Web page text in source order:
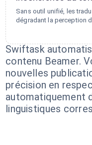
Sans outil unifié, les
dégradant la perception
Swiftask
contenu Beamer.
nouvelles
précision en
automatiquement
linguistiques